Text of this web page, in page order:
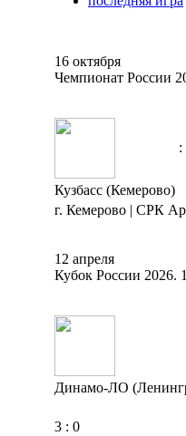
16 октября
Чемпионат России
:
Кузбасс (Кемерово)
г. Кемерово | СРК
12 апреля
Кубок России 2026.
Динамо-ЛО
3 : 0